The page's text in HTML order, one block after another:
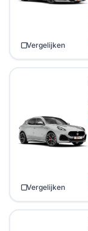
Vergelijken
Vergelijken